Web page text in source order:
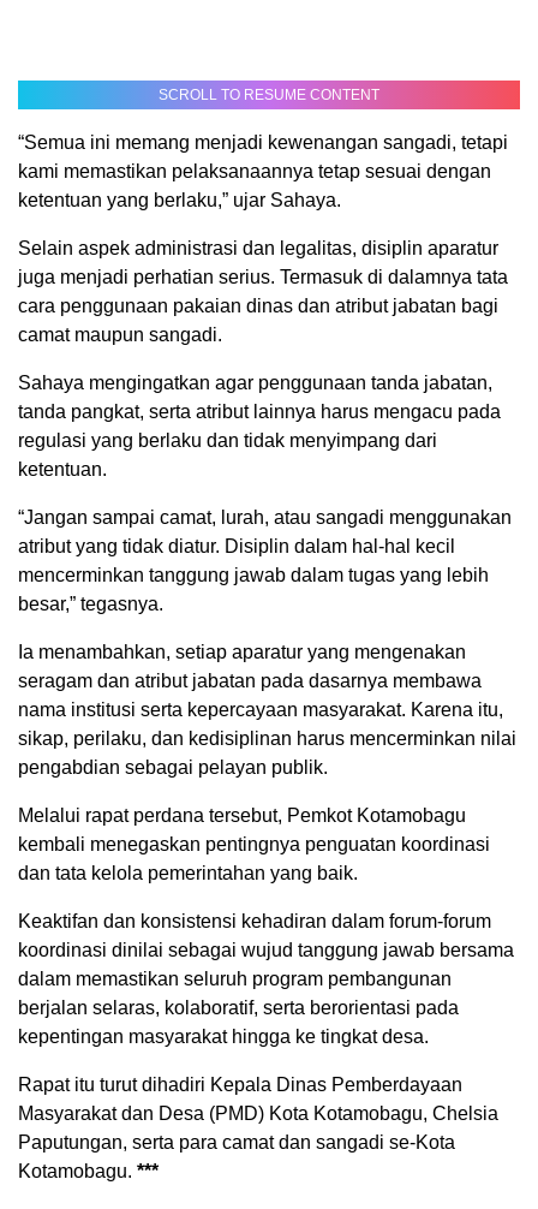
SCROLL TO RESUME CONTENT
“Semua ini memang menjadi kewenangan sangadi, tetapi
kami memastikan pelaksanaannya tetap sesuai dengan
ketentuan yang berlaku,” ujar Sahaya.
Selain aspek administrasi dan legalitas, disiplin aparatur
juga menjadi perhatian serius. Termasuk di dalamnya tata
cara penggunaan pakaian dinas dan atribut jabatan bagi
camat maupun sangadi.
Sahaya mengingatkan agar penggunaan tanda jabatan,
tanda pangkat, serta atribut lainnya harus mengacu pada
regulasi yang berlaku dan tidak menyimpang dari
ketentuan.
“Jangan sampai camat, lurah, atau sangadi menggunakan
atribut yang tidak diatur. Disiplin dalam hal-hal kecil
mencerminkan tanggung jawab dalam tugas yang lebih
besar,” tegasnya.
Ia menambahkan, setiap aparatur yang mengenakan
seragam dan atribut jabatan pada dasarnya membawa
nama institusi serta kepercayaan masyarakat. Karena itu,
sikap, perilaku, dan kedisiplinan harus mencerminkan nilai
pengabdian sebagai pelayan publik.
Melalui rapat perdana tersebut, Pemkot Kotamobagu
kembali menegaskan pentingnya penguatan koordinasi
dan tata kelola pemerintahan yang baik.
Keaktifan dan konsistensi kehadiran dalam forum-forum
koordinasi dinilai sebagai wujud tanggung jawab bersama
dalam memastikan seluruh program pembangunan
berjalan selaras, kolaboratif, serta berorientasi pada
kepentingan masyarakat hingga ke tingkat desa.
Rapat itu turut dihadiri Kepala Dinas Pemberdayaan
Masyarakat dan Desa (PMD) Kota Kotamobagu, Chelsia
Paputungan, serta para camat dan sangadi se-Kota
Kotamobagu. ***